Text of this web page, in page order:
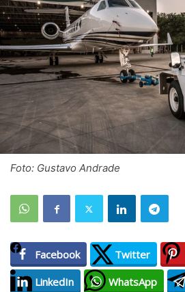
Foto: Gustavo Andrade
Facebook Twitter
LinkedIn
WhatsApp